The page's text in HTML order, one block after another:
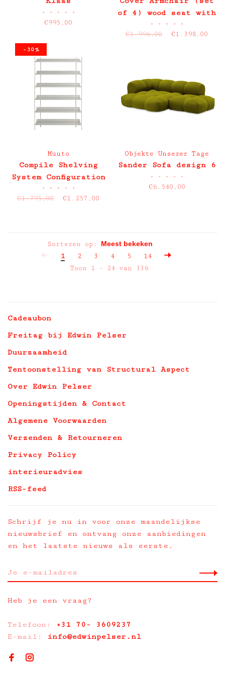
• • • • •
€995,00
of 4) wood seat with
armrests showroom
item
• • • • •
€1.996,00 €1.398,00
-30%
Muuto
Compile Shelving
System Configuration
4 SALE
• • • • •
€1.795,00 €1.257,00
Objekte Unserer Tage
Sander Sofa design 6
• • • • •
€6.540,00
Sorteren op:
1
2 3 4 5
14
Toon 1 - 24 van 336
Cadeaubon
Freitag bij Edwin Pelser
Duurzaamheid
Tentoonstelling van Structural Aspect
Over Edwin Pelser
Openingstijden & Contact
Algemene Voorwaarden
Verzenden & Retourneren
Privacy Policy
interieuradvies
RSS-feed
Schrijf je nu in voor onze maandelijkse
nieuwsbrief en ontvang onze aanbiedingen
en het laatste nieuws als eerste.
Heb je een vraag?
Telefoon: +31 70- 3609237
E-mail:
info@edwinpelser.nl